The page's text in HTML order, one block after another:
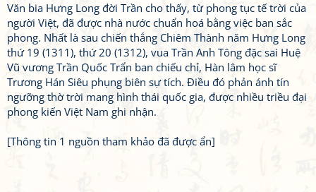
Văn bia Hưng Long đời Trần cho thấy, từ phong tục tế trời của
người Việt, đã được nhà nước chuẩn hoá bằng việc ban sắc
phong. Nhất là sau chiến thắng Chiêm Thành năm Hưng Long
thứ 19 (1311), thứ 20 (1312), vua Trần Anh Tông đặc sai Huệ
Vũ vương Trần Quốc Trẩn ban chiếu chỉ, Hàn lâm học sĩ
Trương Hán Siêu phụng biên sự tích. Điều đó phản ánh tín
ngưỡng thờ trời mang hình thái quốc gia, được nhiều triều đại
phong kiến Việt Nam ghi nhận.
[Thông tin 1 nguồn tham khảo đã được ẩn]